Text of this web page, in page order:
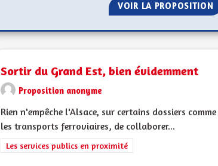
VOIR LA PROPOSITION
Sortir du Grand Est, bien évidemment
Proposition anonyme
Rien n'empêche l'Alsace, sur certains dossiers comme
les transports ferroviaires, de collaborer...
Filtrer les résultats de la catégorie : Les services publics
Les services publics en proximité